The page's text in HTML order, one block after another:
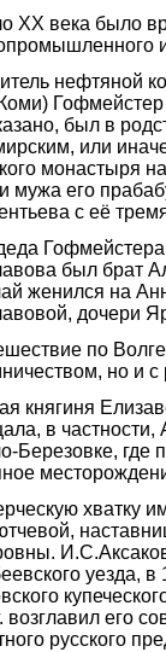
XX века было
нефтяной
был в
или
монастыря
мужа его
с её
был брат
женился на
дочери
по
но и
княгиня
в
Березовке, где
хватку
уезда,
возглавил его
русского